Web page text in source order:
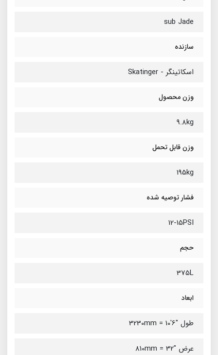
sub Jade
سازنده
اسکاتینگر - Skatinger
وزن محصول
9.8kg
وزن قابل تحمل
195kg
فشار توصیه شده
12-15PSI
حجم
375L
ابعاد
طول "6'10 = 3230mm
عرض "32 = 810mm